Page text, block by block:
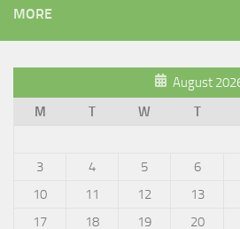
MORE
August
M
T W T
3
4 5 6
10
11 12 13
17
18 19 20